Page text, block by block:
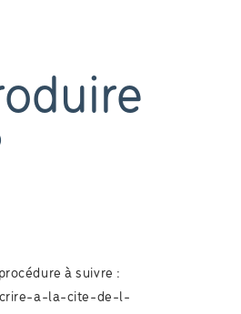
à suivre :
a-la-cite-de-l-